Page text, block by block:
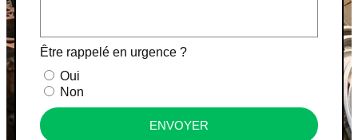
Être rappelé en urgence ?
Oui
Non
ENVOYER